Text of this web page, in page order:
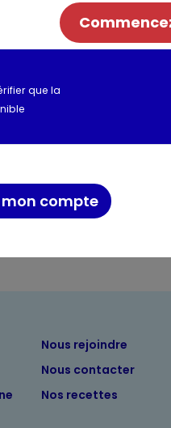
et conservation
des traces de FRUITS A
complémentaires
Nous rejoindre
Nous contacter
Nos recettes
que la
mon compte